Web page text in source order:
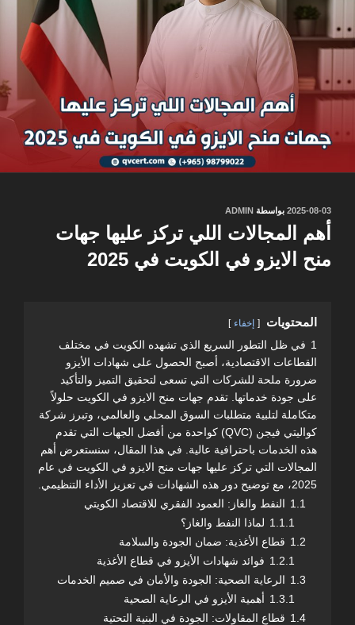
نُشر
في
2025-08-03 بواسطة ADMIN
أهم المجالات اللي تركز عليها جهات
منح الايزو في الكويت في 2025
المحتويات إخفاء
1 في ظل التطور السريع الذي تشهده الكويت في مختلف
القطاعات الاقتصادية، أصبح الحصول على شهادات الأيزو
ضرورة ملحة للشركات التي تسعى لتحقيق التميز والتأكيد
على جودة خدماتها. تقدم جهات منح الايزو في الكويت حلولاً
متكاملة لتلبية متطلبات السوق المحلي والعالمي، وتبرز شركة
كواليتي فيجن (QVC) كواحدة من أفضل الجهات التي تقدم
هذه الخدمات باحترافية عالية. في هذا المقال، سنستعرض أهم
المجالات التي تركز عليها جهات منح الايزو في الكويت في عام
2025، مع توضيح دور هذه الشهادات في تعزيز الأداء التنظيمي.
1.1 النفط والغاز: العمود الفقري للاقتصاد الكويتي
1.1.1 لماذا النفط والغاز؟
1.2 قطاع الأغذية: ضمان الجودة والسلامة
1.2.1 فوائد شهادات الأيزو في قطاع الأغذية
1.3 الرعاية الصحية: الجودة والأمان في صميم الخدمات
1.3.1 أهمية الأيزو في الرعاية الصحية
1.4 قطاع المقاولات: الجودة في البنية التحتية